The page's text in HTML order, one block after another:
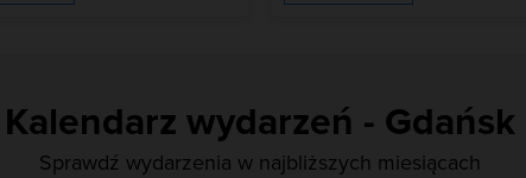
Kalendarz wydarzeń - Gdańsk
Sprawdź wydarzenia w najbliższych miesiącach